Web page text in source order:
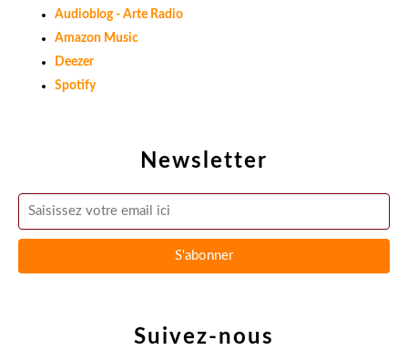
Newsletter
Suivez-nous
Audioblog - Arte Radio
Amazon Music
Deezer
Spotify